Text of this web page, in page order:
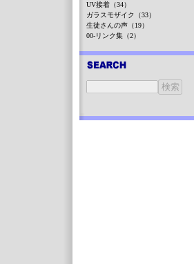
UV接着（34）
ガラスモザイク（33）
生徒さんの声（19）
00-リンク集（2）